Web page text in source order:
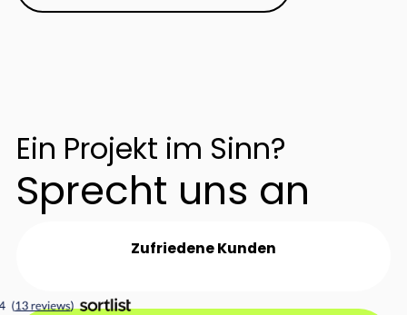
Ein Projekt im Sinn?
Sprecht uns an
Zufriedene Kunden